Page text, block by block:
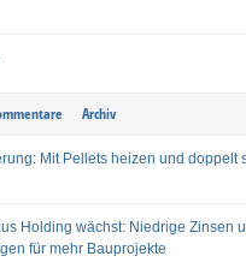
Archiv
Mit Pellets heizen und doppelt
Holding wächst: Niedrige Zinsen
für mehr Bauprojekte